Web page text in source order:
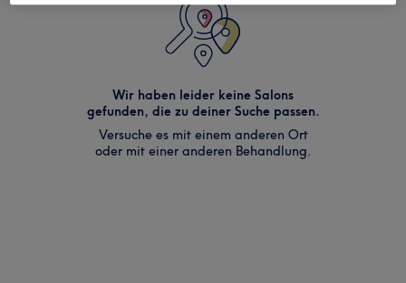
Wir haben leider keine Salons
gefunden, die zu deiner Suche passen.
Versuche es mit einem anderen Ort
oder mit einer anderen Behandlung.